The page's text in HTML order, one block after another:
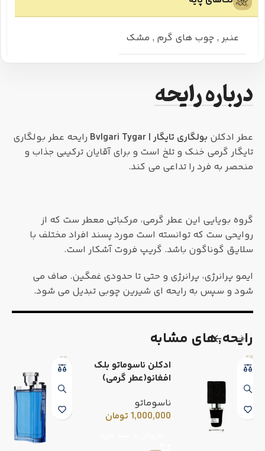
عنبر , چوب های گرم , مشک
درباره رایحه
عطر ادکلن بولگاری تایگار | Bvlgari Tygar
رایحه عطر بولگاری
تایگار گرمی خنک و تلخ است و برای آقایان ترکیبی جذاب و
منحصر به فرد را تداعی می کند.
گروه بویایی این عطر گرمی، مرکباتی معطر ست که از
روایحی ست که توانسته است مورد پسند افراد مختلف با
سلایق گوناگون باشد. گریپ فروت آشکار است.
ایمو پرانرژی، پرانرژی و حتی تا حدودی غمگین. صاف می
شود و سپس به رایحه ای شیرین چوبی تبدیل می شود.
رایحه٬های مشابه
ادکلن ناسوماتو بلک
افغانو(عطر گرمی)
ناسوماتو
1,000,000 تومان